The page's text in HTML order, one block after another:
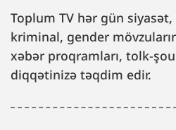
Toplum TV hər gün
kriminal, gender
xəbər proqramları, tolk-
diqqətinizə təqdim edir.